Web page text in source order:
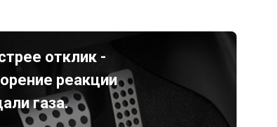
отклик -
реакции
газа.